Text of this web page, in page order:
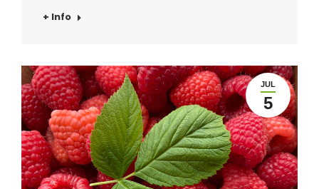
+ Info
JUL
5